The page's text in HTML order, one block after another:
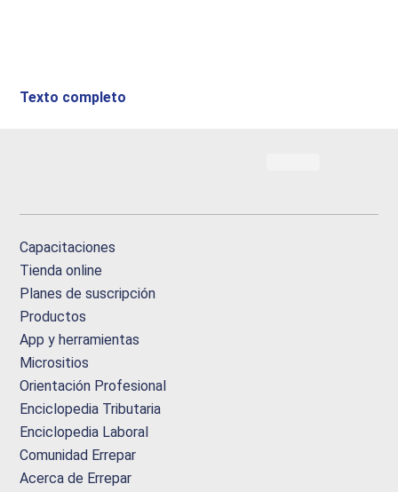
Texto completo
Capacitaciones
Tienda online
Planes de suscripción
Productos
App y herramientas
Micrositios
Orientación Profesional
Enciclopedia Tributaria
Enciclopedia Laboral
Comunidad Errepar
Acerca de Errepar